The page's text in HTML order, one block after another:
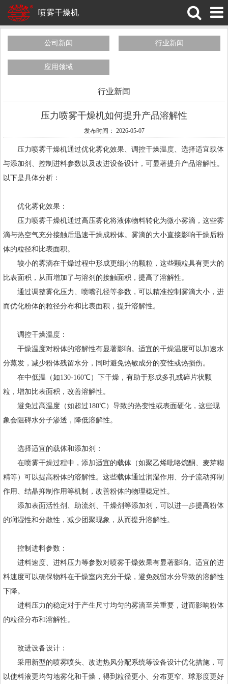
喷雾干燥机
公司新闻 行业新闻
应用领域
行业新闻
压力喷雾干燥机如何提升产品溶解性
发布时间： 2026-05-07
压力喷雾干燥机通过优化雾化效果、调控干燥温度、选择适宜载体
与添加剂、控制进料参数以及改进设备设计，可显著提升产品溶解性。
以下是具体分析：
优化雾化效果：
压力喷雾干燥机通过高压雾化将液体物料转化为微小雾滴，这些雾
滴与热空气充分接触后迅速干燥成粉体。雾滴的大小直接影响干燥后粉
体的粒径和比表面积。
较小的雾滴在干燥过程中形成更细小的颗粒，这些颗粒具有更大的
比表面积，从而增加了与溶剂的接触面积，提高了溶解性。
通过调整雾化压力、喷嘴孔径等参数，可以精准控制雾滴大小，进
而优化粉体的粒径分布和比表面积，提升溶解性。
调控干燥温度：
干燥温度对粉体的溶解性有显著影响。适宜的干燥温度可以加速水
分蒸发，减少粉体残留水分，同时避免热敏成分的变性或热损伤。
在中低温（如130-160℃）下干燥，有助于形成多孔或碎片状颗
粒，增加比表面积，改善溶解性。
避免过高温度（如超过180℃）导致的热变性或表面硬化，这些现
象会阻碍水分子渗透，降低溶解性。
选择适宜的载体和添加剂：
在喷雾干燥过程中，添加适宜的载体（如聚乙烯吡咯烷酮、麦芽糊
精等）可以提高粉体的溶解性。这些载体通过润湿作用、分子流动抑制
作用、结晶抑制作用等机制，改善粉体的物理稳定性。
添加表面活性剂、助流剂、干燥剂等添加剂，可以进一步提高粉体
的润湿性和分散性，减少团聚现象，从而提升溶解性。
控制进料参数：
进料速度、进料压力等参数对喷雾干燥效果有显著影响。适宜的进
料速度可以确保物料在干燥室内充分干燥，避免残留水分导致的溶解性
下降。
进料压力的稳定对于产生尺寸均匀的雾滴至关重要，进而影响粉体
的粒径分布和溶解性。
改进设备设计：
采用新型的喷雾喷头、改进热风分配系统等设备设计优化措施，可
以使料液更均匀地雾化和干燥，得到粒径更小、分布更窄、球形度更好